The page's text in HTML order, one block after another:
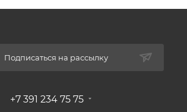
Подписаться на рассылку
+7 391 234 75 75